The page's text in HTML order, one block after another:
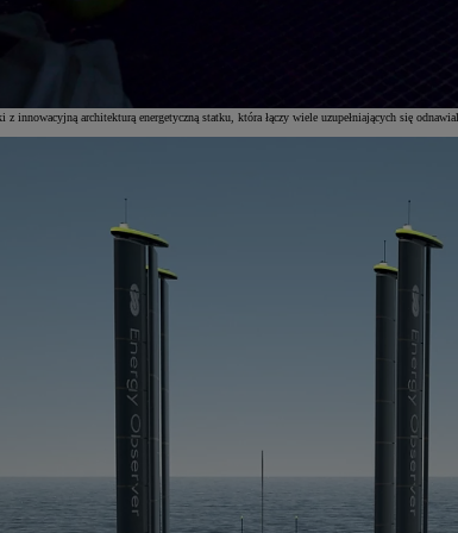
architekturą energetyczną statku, która łączy wiele uzupełniających się